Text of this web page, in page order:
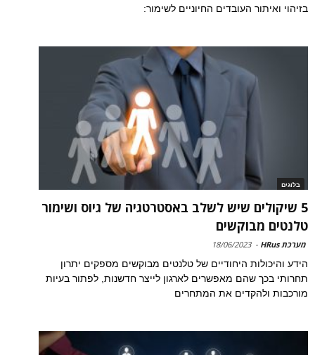
בזיהוי ואיתור העובדים החיוניים לשימור:
בלוגים
5 שיקולים שיש לשלב באסטרטגיה של גיוס ושימור
טלנטים מבוקשים
מערכת HRus -
18/06/2023
הידע והיכולות היחודיים של טלנטים מבוקשים מספקים יתרון
תחרותי בכך שהם מאפשרים לארגון לייצר חדשנות, לפתור בעיות
מורכבות ולהקדים את המתחרים